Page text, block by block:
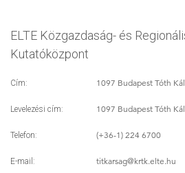
ELTE Közgazdaság- és
Kutatóközpont
Cím: 1097 Budapest Tóth
Levelezési cím: 1097 Budapest Tóth
Telefon: (+36-1) 224 6700
E-mail: titkarsag@krtk.elte.hu